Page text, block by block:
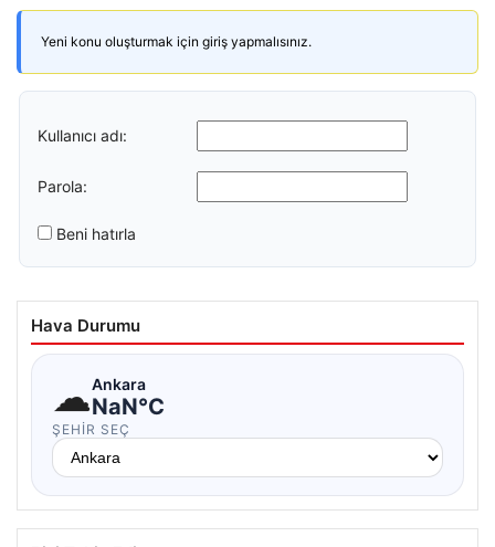
Yeni konu oluşturmak için giriş yapmalısınız.
Kullanıcı adı:
Parola:
Beni hatırla
Hava Durumu
☁Ankara
NaN°C
ŞEHIR SEÇ